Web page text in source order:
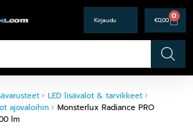
€0,00 0
LED lisävalot & tarvikkeet
ajovaloihin
Monsterlux Radiance PRO
lm